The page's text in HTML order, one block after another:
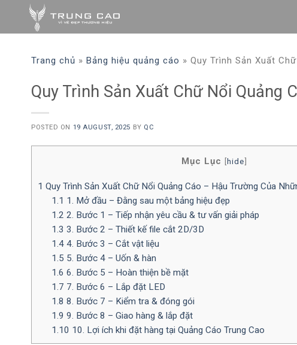
content
Trang chủ » Bảng hiệu quảng cáo » Quy Trình Sản Xuất
Quy Trình Sản Xuất Chữ Nổi Quảng
POSTED ON 19 AUGUST, 2025 BY QC
Mục Lục [hide]
1 Quy Trình Sản Xuất Chữ Nổi Quảng Cáo – Hậu Trường Của
1.1 1. Mở đầu – Đằng sau một bảng hiệu đẹp
1.2 2. Bước 1 – Tiếp nhận yêu cầu & tư vấn giải pháp
1.3 3. Bước 2 – Thiết kế file cắt 2D/3D
1.44. Bước 3 – Cắt vật liệu
1.5 5. Bước 4 – Uốn & hàn
1.6 6. Bước 5 – Hoàn thiện bề mặt
1.7 7. Bước 6 – Lắp đặt LED
1.8 8. Bước 7 – Kiểm tra & đóng gói
1.9 9. Bước 8 – Giao hàng & lắp đặt
1.10 10. Lợi ích khi đặt hàng tại Quảng Cáo Trung Cao